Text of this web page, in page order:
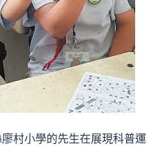
村小學的先生在展現科普運